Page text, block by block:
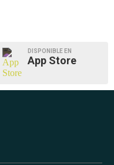
DISPONIBLE EN
App Store